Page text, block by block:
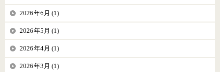
2026年6月 (1)
2026年5月 (1)
2026年4月 (1)
2026年3月 (1)